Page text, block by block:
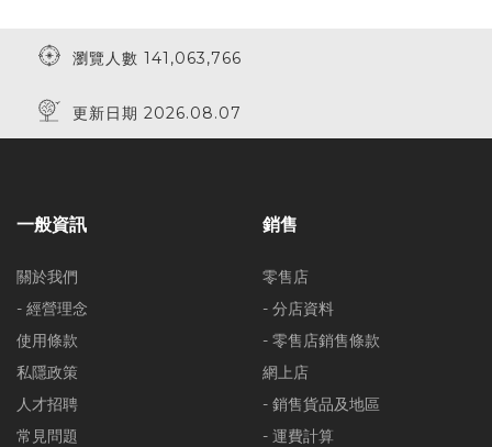
瀏覽人數 141,063,766
更新日期 2026.08.07
一般資訊
關於我們
- 經營理念
使用條款
私隱政策
人才招聘
常見問題
銷售
零售店
- 分店資料
- 零售店銷售條款
網上店
- 銷售貨品及地區
- 運費計算